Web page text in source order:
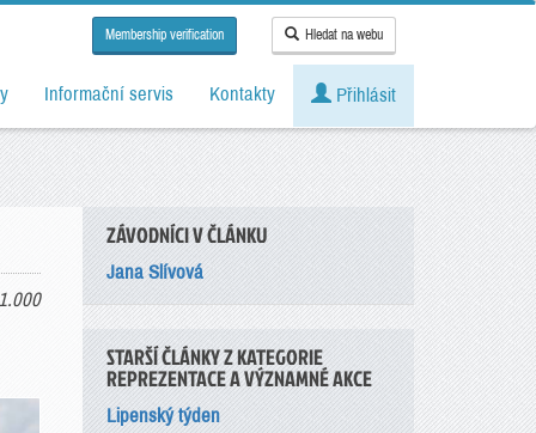
Membership verification Hledat na webu
Informační servis Kontakty Přihlásit
ZÁVODNÍCI V ČLÁNKU
Jana Slívová
STARŠÍ ČLÁNKY Z KATEGORIE
REPREZENTACE A VÝZNAMNÉ AKCE
Lipenský týden